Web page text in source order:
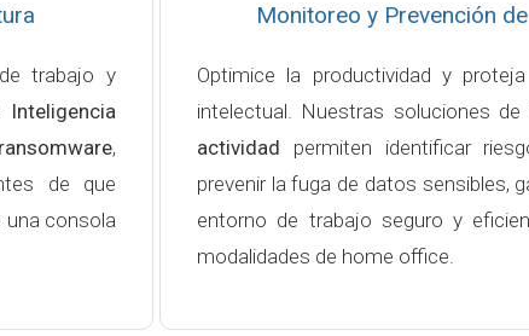
trabajo y
Inteligencia
ransomware,
de que
una consola
Monitoreo y Prevención
Optimice la productividad y
intelectual. Nuestras soluciones de
actividad permiten identificar
prevenir la fuga de datos sensibles,
entorno de trabajo seguro y
modalidades de home office.